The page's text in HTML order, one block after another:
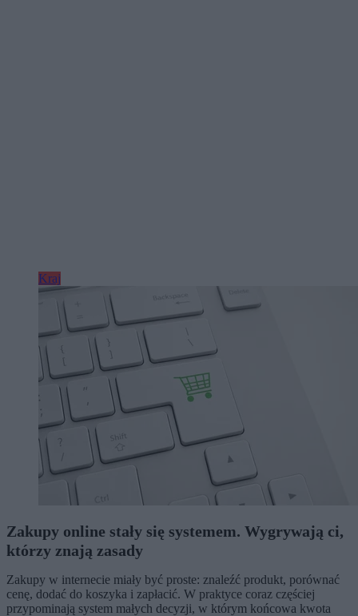
Kraj
Zakupy online stały się systemem. Wygrywają ci,
którzy znają zasady
Zakupy w internecie miały być proste: znaleźć produkt, porównać
cenę, dodać do koszyka i zapłacić. W praktyce coraz częściej
przypominają system małych decyzji, w którym końcowa kwota